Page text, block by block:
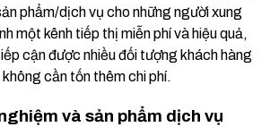
phẩm/dịch vụ cho những người xung
một kênh tiếp thị miễn phí và hiệu quả,
cận được nhiều đối tượng khách hàng
cần tốn thêm chi phí.
và sản phẩm dịch vụ